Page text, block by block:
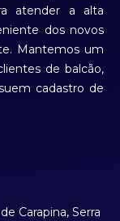
atender a alta
dos novos
Mantemos um
de balcão,
cadastro de
Carapina, Serra